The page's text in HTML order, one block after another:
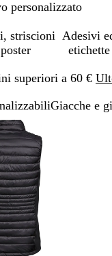
personalizzato
striscioni Adesivi
etichette
superiori a 60 €
Giacche e
L’immagine
può
essere
ingrandita
Ingrandito
a
minimo
Clicca
per
allargare
Usa
i
comandi
+
e
+
per
ingrandire
o
ridurre